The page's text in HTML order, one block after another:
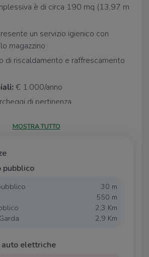
è di circa 190 mq (13,97 m
un servizio igienico con
magazzino
di riscaldamento e raffrescamento
€ 1.000/anno
di pertinenza
€ 2.500/mese
riconosciuto come
La sua favorevole collocazione,
le città di Salò e Desenzano ha
commerciale non riscontrabile
della Valtenesi. Gli spazi commerciali
trovano la loro naturale
GDO, mentre il commercio
MOSTRA TUTTO
pubblico
30 m
550 m
2,3 Km
2,9 Km
auto elettriche